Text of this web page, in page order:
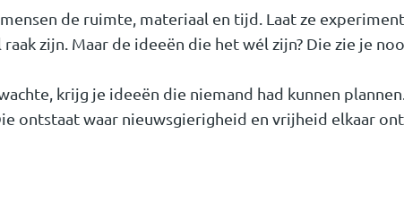
de ruimte, materiaal en tijd. Laat ze
zijn. Maar de ideeën die het wél zijn? Die zie je
krijg je ideeën die niemand had kunnen
ontstaat waar nieuwsgierigheid en vrijheid elkaar